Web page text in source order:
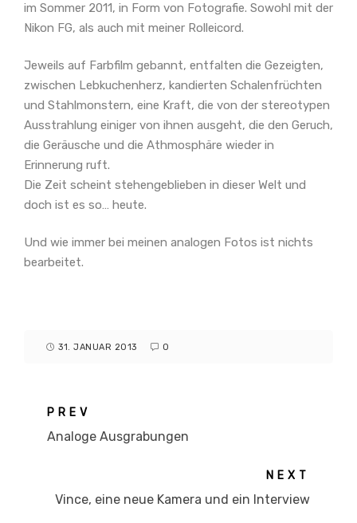
im Sommer 2011, in Form von Fotografie. Sowohl mit der
Nikon FG, als auch mit meiner Rolleicord.
Jeweils auf Farbfilm gebannt, entfalten die Gezeigten,
zwischen Lebkuchenherz, kandierten Schalenfrüchten
und Stahlmonstern, eine Kraft, die von der stereotypen
Ausstrahlung einiger von ihnen ausgeht, die den Geruch,
die Geräusche und die Athmosphäre wieder in
Erinnerung ruft.
Die Zeit scheint stehengeblieben in dieser Welt und
doch ist es so… heute.
Und wie immer bei meinen analogen Fotos ist nichts
bearbeitet.
31. JANUAR 2013 0
PREV
Analoge Ausgrabungen
NEXT
Vince, eine neue Kamera und ein Interview